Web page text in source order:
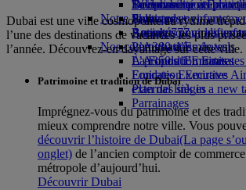
Boissons
Notre flotte
Boeing 777
L’A380 d’Emirates
L’A350 d’Emirates
Emirates Executive
Plan des sièges
Divertissements pour
Jouets pour enfants
Activités pour les
La durabilité en
Politique
Rapports
Nos communautés
La Fondation
Fondation Emirates
external link in a new
Parrainages
Se connecter à
Skywards+
Téléphone portable et
Emirates
Annuler ou modifier
Perturbations de vols
À propos d’Emirates
Dubai est une ville cosmopolite au rythme
l’une des destinations de vacances les plus
l’année. Découvrez-en davantage sur cette ville.
Patrimoine et tradition de Dubai
Imprégnez-vous du patrimoine et des
mieux comprendre notre ville. Vous
découvrir l’histoire de Dubai(La page
onglet) de l’ancien comptoir de
métropole d’aujourd’hui.
Découvrir Dubai